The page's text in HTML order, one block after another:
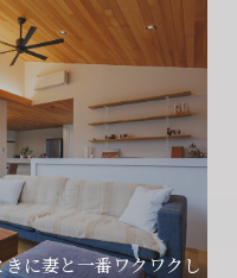
に妻と一番ワクワクし